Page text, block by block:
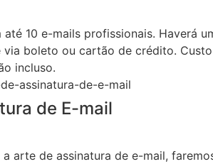
até 10 e-mails profissionais. Haverá
via boleto ou cartão de crédito.
incluso.
de E-mail
a arte de assinatura de e-mail,